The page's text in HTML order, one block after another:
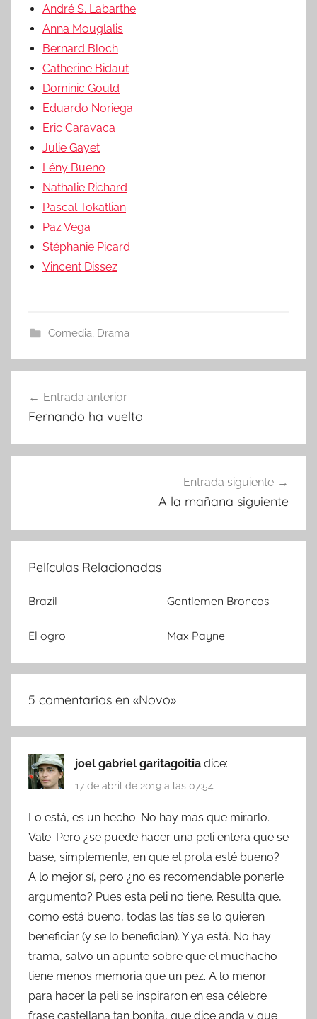
André S. Labarthe
Anna Mouglalis
Bernard Bloch
Catherine Bidaut
Dominic Gould
Eduardo Noriega
Eric Caravaca
Julie Gayet
Lény Bueno
Nathalie Richard
Pascal Tokatlian
Paz Vega
Stéphanie Picard
Vincent Dissez
Comedia, Drama
Navegación
de
entradas
Entrada anterior
Fernando ha vuelto
Entrada siguiente
A la mañana siguiente
Películas Relacionadas
Brazil Gentlemen Broncos
El ogro Max Payne
5 comentarios en «Novo»
joel gabriel garitagoitia dice:
17 de abril de 2019 a las 07:54
Lo está, es un hecho. No hay más que mirarlo.
Vale. Pero ¿se puede hacer una peli entera que se
base, simplemente, en que el prota esté bueno?
A lo mejor sí, pero ¿no es recomendable ponerle
argumento? Pues esta peli no tiene. Resulta que,
como está bueno, todas las tías se lo quieren
beneficiar (y se lo benefician). Y ya está. No hay
trama, salvo un apunte sobre que el muchacho
tiene menos memoria que un pez. A lo menor
para hacer la peli se inspiraron en esa célebre
frase castellana tan bonita, que dice anda y que